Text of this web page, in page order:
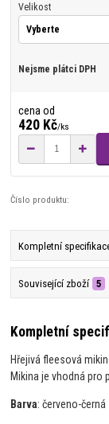
Velikost
Nejsme plátci DPH
cena od
420 Kč/ks
Číslo produktu:
Kompletní
Související zboží 5
Kompletní
Hřejivá fleesová
Mikina je vhodná pro
Barva: červeno-černá